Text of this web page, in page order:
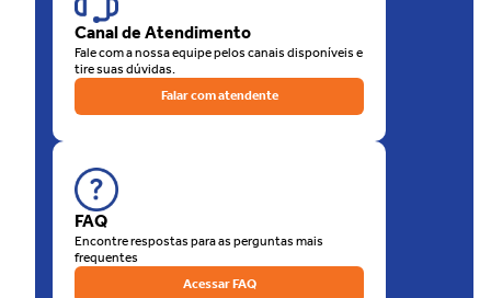
de nossas lojas físicas, há a opção de retirar sua compra na loja.
O que está esperando? Venha para as Lojas Unilar!
Canal de Atendimento
Fale com a nossa equipe pelos canais disponíveis e
tire suas dúvidas.
Falar com atendente
FAQ
Encontre respostas para as perguntas mais
frequentes
Acessar FAQ